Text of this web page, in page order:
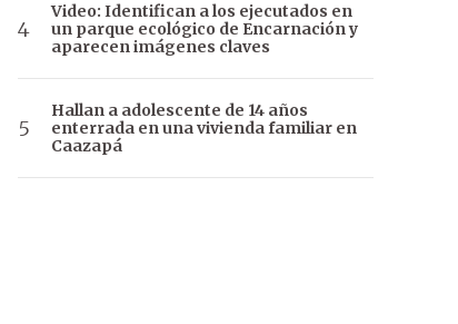
Video: Identifican a los ejecutados en
un parque ecológico de Encarnación y
aparecen imágenes claves
Hallan a adolescente de 14 años
enterrada en una vivienda familiar en
Caazapá